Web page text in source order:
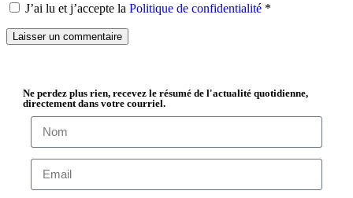
J’ai lu et j’accepte la Politique de confidentialité *
Ne perdez plus rien, recevez le résumé de l'actualité quotidienne,
directement dans votre courriel.